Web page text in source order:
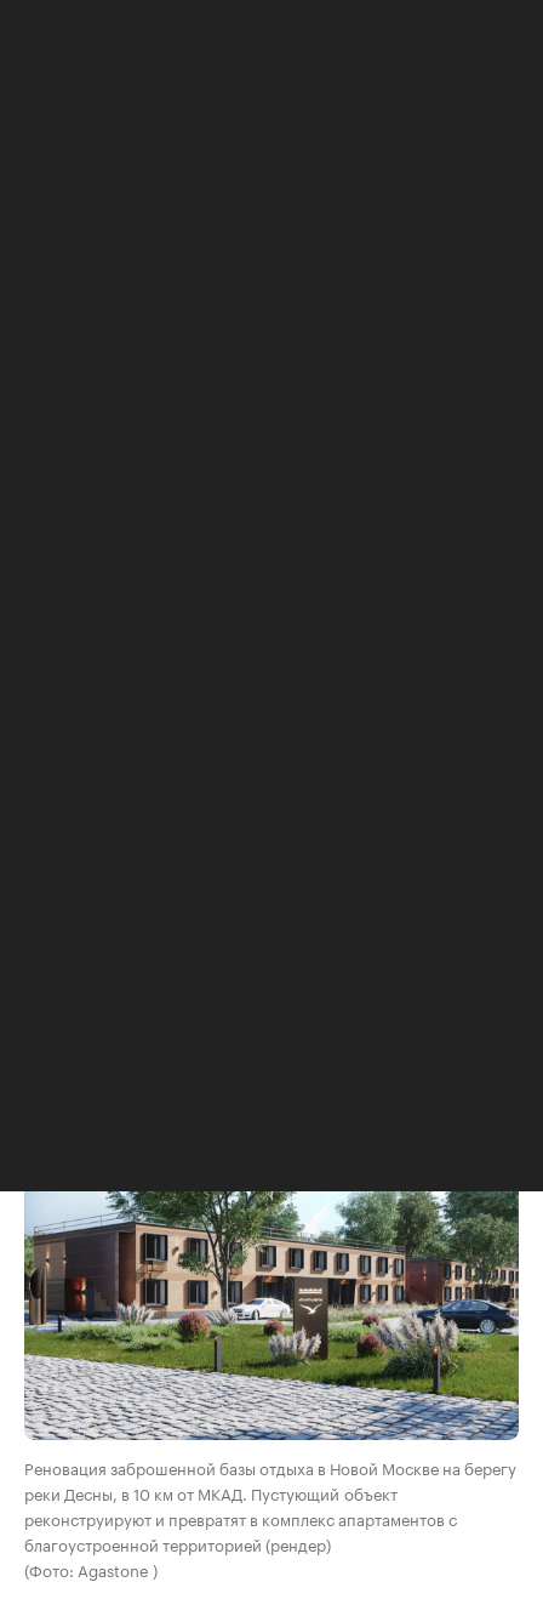
Реновация заброшенной базы отдыха в Новой Москве на берегу
реки Десны, в 10 км от МКАД. Пустующий объект
реконструируют и превратят в комплекс апартаментов с
благоустроенной территорией (рендер)
(Фото: Agastone )